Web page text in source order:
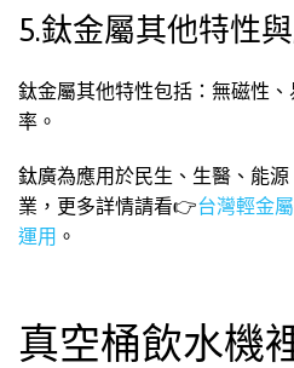
5.鈦金屬其他特性
鈦金屬其他特性包括：無磁性
率。
鈦廣為應用於民生、生醫、能
業，更多詳情請看👉台灣輕金
運用 。
真空桶飲水機